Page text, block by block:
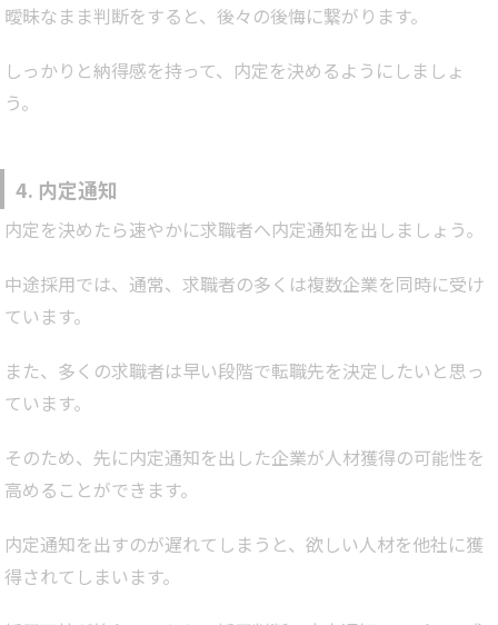
曖昧なまま判断をすると、後々の後悔に繋がります。
しっかりと納得感を持って、内定を決めるようにしましょ
う。
4. 内定通知
内定を決めたら速やかに求職者へ内定通知を出しましょう。
中途採用では、通常、求職者の多くは複数企業を同時に受け
ています。
また、多くの求職者は早い段階で転職先を決定したいと思っ
ています。
そのため、先に内定通知を出した企業が人材獲得の可能性を
高めることができます。
内定通知を出すのが遅れてしまうと、欲しい人材を他社に獲
得されてしまいます。